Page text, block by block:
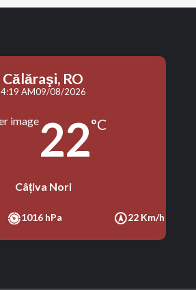
Călăraşi, RO
4:19 AM09/08/2026
22°C
Câțiva Nori
1016 hPa 22 Km/h